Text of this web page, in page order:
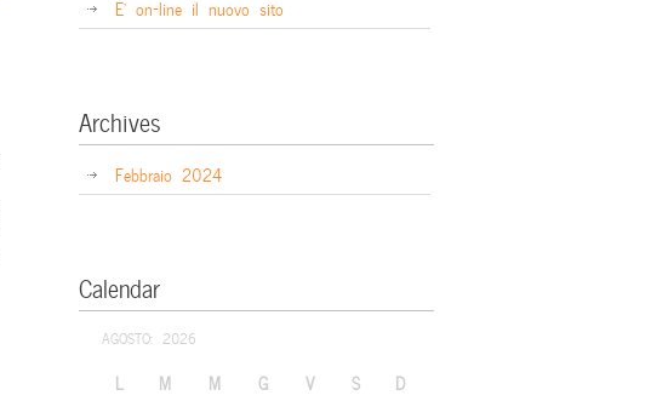
E’ on-line il nuovo sito
Archives
Febbraio 2024
Calendar
AGOSTO: 2026
L M M G V S D